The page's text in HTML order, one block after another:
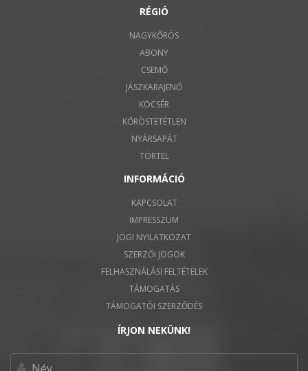
RÉGIÓ
NAGYKŐRÖS
ABONY
CSEMŐ
JÁSZKARAJENŐ
KOCSÉR
KŐRÖSTETÉTLEN
NYÁRSAPÁT
TÖRTEL
INFORMÁCIÓ
KAPCSOLAT
IMPRESSZUM
JOGI NYILATKOZAT
SZERZŐI JOGOK
FELHASZNÁLÁSI FELTÉTELEK
TÁMOGATÁS
TÁMOGATÓI SZERZŐDÉS
ÍRJON NEKÜNK!